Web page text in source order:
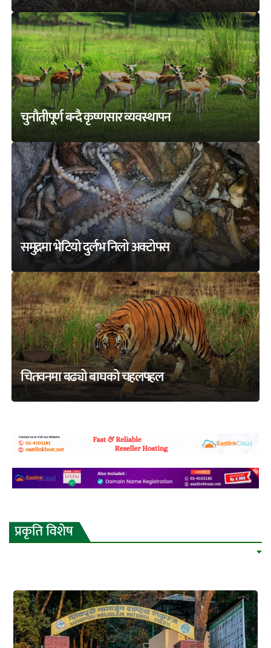
चुनौतीपूर्ण बन्दै कृष्णसार व्यवस्थापन
समुद्रमा भेटियो दुर्लभ निलो अक्टोपस
चितवनमा बढ्यो बाघको चहलपहल